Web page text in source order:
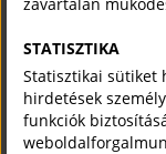
STATISZTIKA
Statisztikai sütiket
hirdetések
funkciók